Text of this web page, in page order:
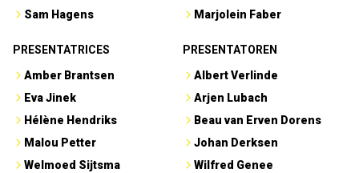
Sam Hagens
Marjolein Faber
PRESENTATRICES
Amber Brantsen
Eva Jinek
Hélène Hendriks
Malou Petter
Welmoed Sijtsma
PRESENTATOREN
Albert Verlinde
Arjen Lubach
Beau van Erven Dorens
Johan Derksen
Wilfred Genee